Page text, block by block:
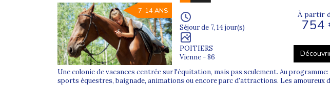
Prêt à choisir le bon séjour ?
Découvrez ci-dessous nos stages de sport individuel et trouvez celui qui
Ces séjours sont disponibles directement sur cette page, vous pouvez
FAQ – Colonie de vacances sports individuels
7-14 ANS
Séjour de 7, 14 jour(s)
POITIERS
Vienne - 86
À partir
754
Une colonie de vacances centrée sur l'équitation, mais pas seulement. Au programme:
sports équestres, baignade, animations ou encore parc d'attractions. Les amoureux